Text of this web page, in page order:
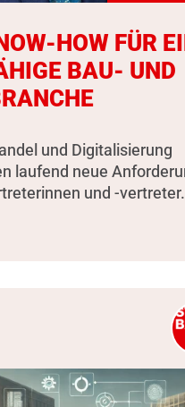
HOW FÜR
BAU- UND
und Digitalisierung
laufend neue
und -vertreter.